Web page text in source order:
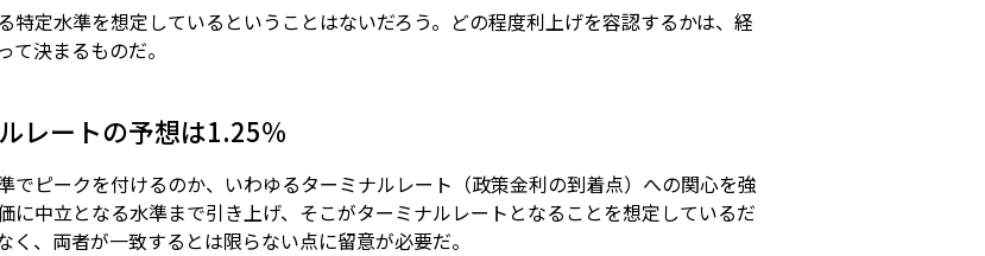
定水準を想定しているということはないだろう。どの程度利上げを容認するかは、経
決まるものだ。
レートの予想は1.25％
でピークを付けるのか、いわゆるターミナルレート（政策金利の到着点）への関心を強
に中立となる水準まで引き上げ、そこがターミナルレートとなることを想定しているだ
、両者が一致するとは限らない点に留意が必要だ。